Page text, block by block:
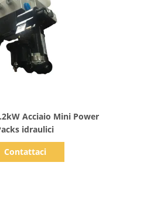
Acciaio Mini Power
idraulici
Contattaci